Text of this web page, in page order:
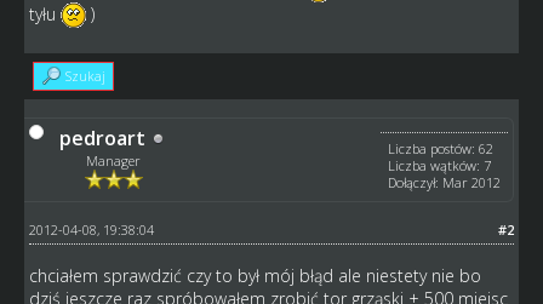
tyłu
)
Szukaj
pedroart
Manager
Liczba postów: 62
Liczba wątków: 7
Dołączył: Mar 2012
#2
2012-04-08, 19:38:04
chciałem sprawdzić czy to był mój błąd ale niestety nie bo
dziś jeszcze raz spróbowałem zrobić tor grząski + 500 miejsc